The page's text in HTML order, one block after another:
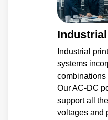
Industrial
systems
combinations
Our AC-DC
support all
voltages and